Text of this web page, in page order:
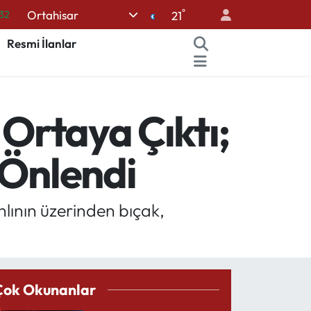
Ortahisar 21°
Resmi İlanlar
Çıktı;
üzerinden bıçak,
Okunanlar